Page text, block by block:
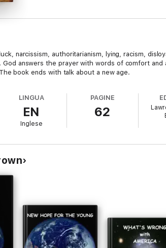
narcissism, authoritarianism, lying, racism,
answers the prayer with words of comfort and
book ends with talk about a new age.
LINGUA
EN
Inglese
PAGINE
62